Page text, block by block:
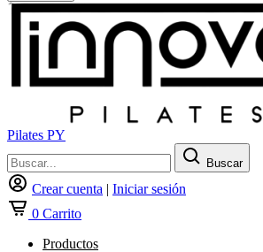
Pilates PY
Buscar
Crear cuenta | Iniciar sesión
0 Carrito
Productos